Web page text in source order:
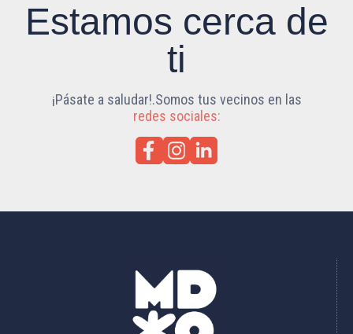
Estamos cerca de
ti
¡Pásate a saludar!.Somos tus vecinos en las
redes sociales: